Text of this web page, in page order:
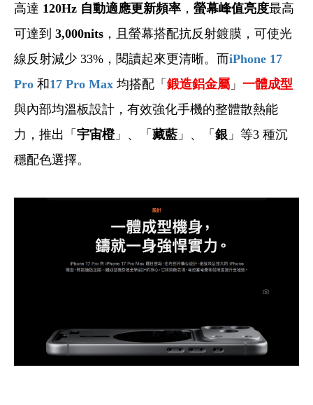
高達 120Hz 自動適應更新頻率 ， 螢幕峰值亮度最高
可達到 3,000nits ，且螢幕搭配抗反射鍍膜，可使光
線反射減少 33%，閱讀起來更清晰。而iPhone 17
Pro 和17 Pro Max 均搭配「 鍛造鋁金屬 」 一體成型
與內部均溫板設計，有效強化手機的整體散熱能
力，推出「 宇宙橙」、「 藏藍 」、「 銀 」等3 種沉
穩配色選擇。